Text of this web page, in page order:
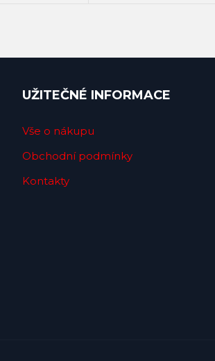
UŽITEČNÉ INFORMACE
Vše o nákupu
Obchodní podmínky
Kontakty